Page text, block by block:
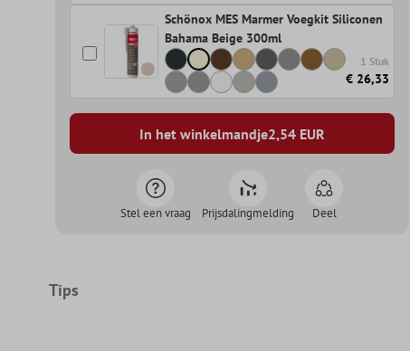
Schönox MES Marmer Voegkit Siliconen
Bahama Beige 300ml
1 Stuk
€ 26,33
In het winkelmandje2,54EUR
Stel een vraag Prijsdalingmelding Deel
Tips